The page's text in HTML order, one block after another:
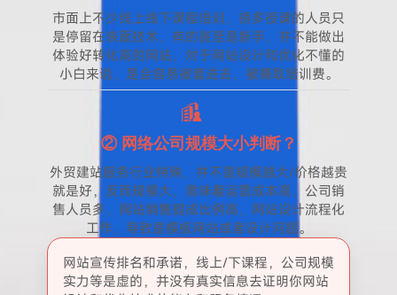
市面上不少线上线下课程培训，很多授课的人员只
是停留在表面技术，有的甚至是新手，并不能做出
体验好转化高的网站，对于网站设计和优化不懂的
小白来说，是会容易被套进去，被赚取培训费。
② 网络公司规模大小判断？
外贸建站服务行业特殊，并不是规模越大/价格越贵
就是好，反而规模大，意味着运营成本高，公司销
售人员多，网站销售提成比例高，网站设计流程化
工作，导致是模板网站或者设计问题。
网站宣传排名和承诺，线上/下课程，公司规模
实力等是虚的，并没有真实信息去证明你网站